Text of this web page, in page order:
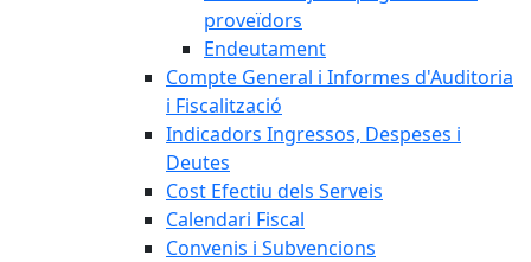
proveïdors
Endeutament
Compte General i Informes d'Auditoria
i Fiscalització
Indicadors Ingressos, Despeses i
Deutes
Cost Efectiu dels Serveis
Calendari Fiscal
Convenis i Subvencions